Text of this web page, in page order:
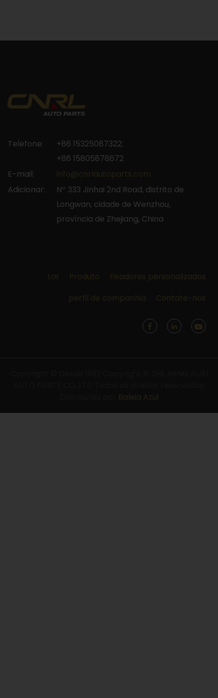
Telefone:
+86 15325087322;
+86 15805878672
E-mail:
info@cnrlautoparts.com
Adicionar:
Nº 333 Jinhai 2nd Road, distrito de
Longwan, cidade de Wenzhou,
província de Zhejiang, China
Lar Produto
Fixadores personalizados
perfil de companhia
Contate-nos
Baleia Azul